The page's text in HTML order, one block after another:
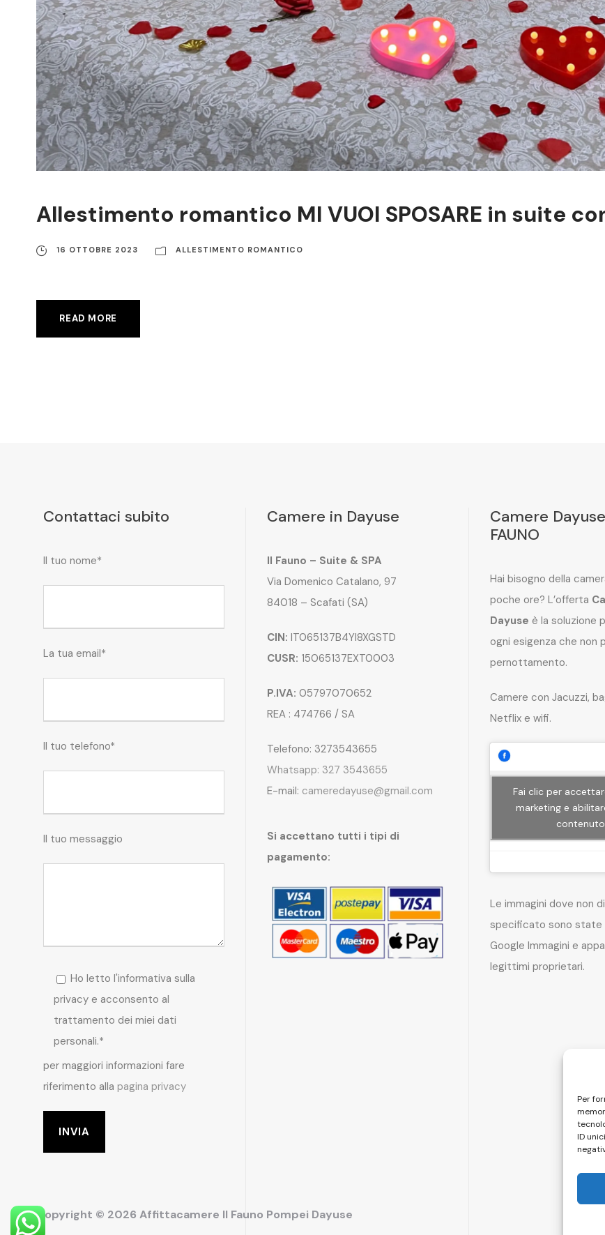
Per
ID
Allestimento romantico MI VUOI SPOSARE in suite
16 OTTOBRE 2023 ALLESTIMENTO ROMANTICO
READ MORE
Contattaci subito
Il tuo nome*
La tua email*
Il tuo telefono*
Il tuo messaggio
Ho letto l'informativa sulla
privacy e acconsento al
trattamento dei miei dati
personali.*
per maggiori informazioni fare
riferimento alla pagina privacy
Camere in Dayuse
Il Fauno – Suite & SPA
Via Domenico Catalano, 97
84018 – Scafati (SA)
CIN: IT065137B4YI8XGSTD
CUSR: 15065137EXT0003
P.IVA: 05797070652
REA : 474766 / SA
Telefono: 3273543655
Whatsapp: 327 3543655
E-mail: cameredayuse@gmail.com
Si accettano tutti i tipi di
pagamento:
Camere
FAUNO
Hai bisogno della
poche ore? L’offerta
Dayuse è la soluzione
ogni esigenza che non
pernottamento.
Camere con Jacuzzi,
Netflix e wifi.
Fai clic per
marketing e
contenuto
Le immagini dove non
specificato sono state
Google Immagini e
legittimi proprietari.
Copyright © 2026 Affittacamere Il Fauno Pompei Dayuse